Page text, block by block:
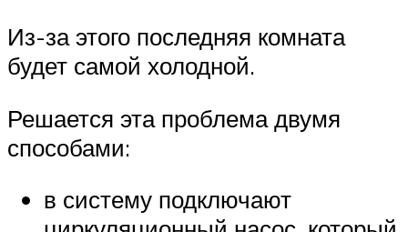
Из-за этого последняя комната
будет самой холодной.
Решается эта проблема двумя
способами:
в систему подключают